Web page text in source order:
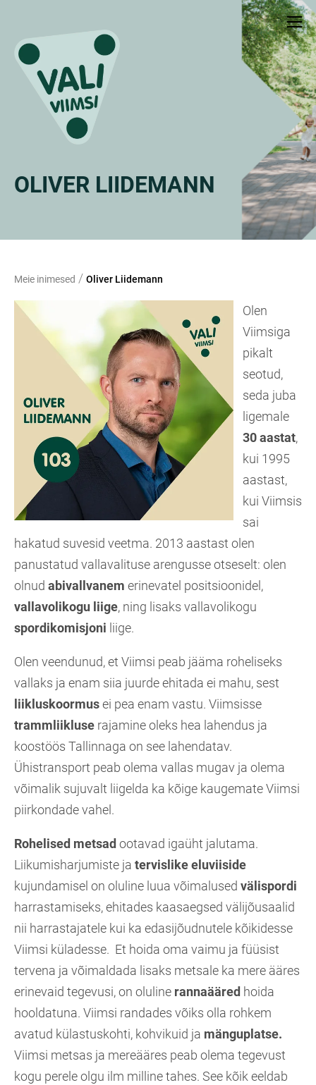
OLIVER LIIDEMANN
Meie inimesed / Oliver Liidemann
Olen
Viimsiga
pikalt
seotud,
seda juba
ligemale
30 aastat,
kui 1995
aastast,
kui Viimsis
sai
hakatud suvesid veetma. 2013 aastast olen
panustatud vallavalituse arengusse otseselt: olen
olnud abivallvanem erinevatel positsioonidel,
vallavolikogu liige, ning lisaks vallavolikogu
spordikomisjoni liige.
Olen veendunud, et Viimsi peab jääma roheliseks
vallaks ja enam siia juurde ehitada ei mahu, sest
liikluskoormusei pea enam vastu. Viimsisse
trammliikluse rajamine oleks hea lahendus ja
koostöös Tallinnaga on see lahendatav.
Ühistransport peab olema vallas mugav ja olema
võimalik sujuvalt liigelda ka kõige kaugemate Viimsi
piirkondade vahel.
Rohelised metsad ootavad igaüht jalutama.
Liikumisharjumiste ja tervislike eluviiside
kujundamisel on oluline luua võimalused välispordi
harrastamiseks, ehitades kaasaegsed välijõusaalid
nii harrastajatele kui ka edasijõudnutele kõikidesse
Viimsi küladesse. Et hoida oma vaimu ja füüsist
tervena ja võimaldada lisaks metsale ka mere ääres
erinevaid tegevusi, on oluline rannaääred hoida
hooldatuna. Viimsi randades võiks olla rohkem
avatud külastuskohti, kohvikuid ja mänguplatse.
Viimsi metsas ja mereääres peab olema tegevust
kogu perele olgu ilm milline tahes. See kõik eeldab